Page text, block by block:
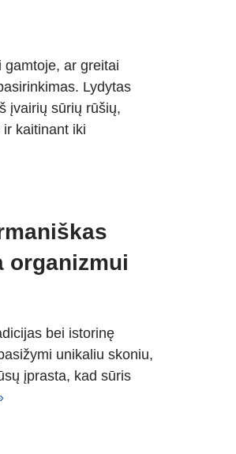
ar greitai
Lydytas
įvairių sūrių rūšių,
kaitinant iki
organizmui
bei istorinę
unikaliu skoniu,
įprasta, kad sūris